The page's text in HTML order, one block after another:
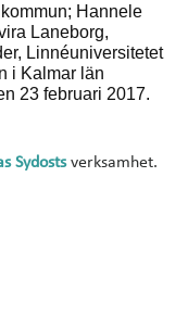
Hannele
Laneborg,
Linnéuniversitetet
i Kalmar län
23 februari 2017.
Sydostsverksamhet.